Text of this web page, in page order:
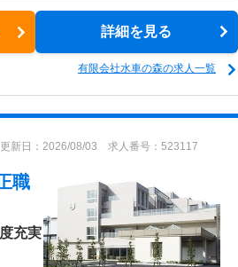
詳細を見る
有限会社水車の森の求人一覧
更新日：2026/08/03 求人番号：523117
職
充実